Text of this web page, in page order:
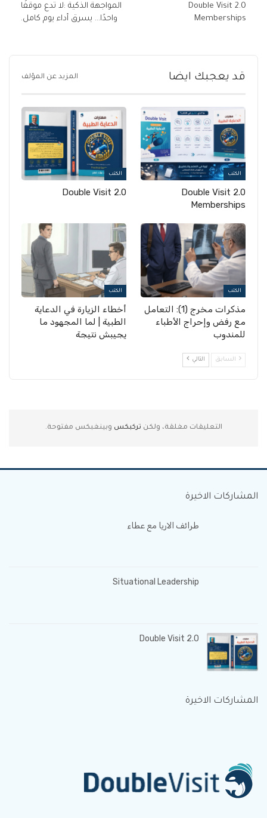
Double Visit 2.0
Memberships
المواجهة الذكية :لا تدع موقفًا
واحدًا… يسرق أداء يوم كامل.
قد يعجبك ايضا المزيد عن المؤلف
الكتب
Double Visit 2.0
Memberships
الكتب
Double Visit 2.0
الكتب
مذكرات مخرج (1): التعامل
مع رفض وإحراج الأطباء
للمندوب
الكتب
أخطاء الزيارة في الدعاية
الطبية | لما المجهود ما
يجيبش نتيجة
السابق التالي
التعليقات مغلقة، ولكن تركبكس وبينغبكس مفتوحة.
المشاركات الاخيرة
طرائف الاريا مع عطاء
Situational Leadership
Double Visit 2.0
المشاركات الاخيرة